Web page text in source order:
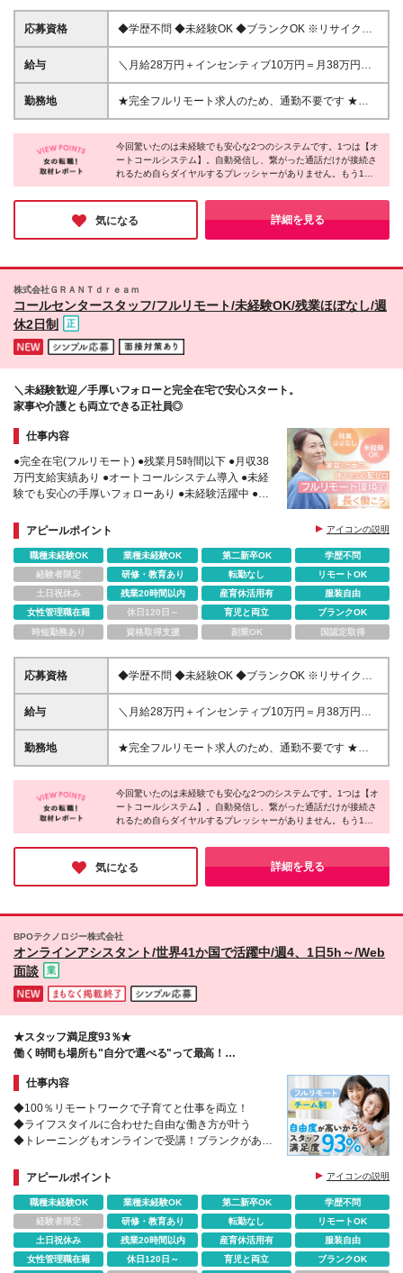
応募資格
◆学歴不問 ◆未経験OK ◆ブランクOK ※リサイクル
経験者は優遇
給与
＼月給28万円＋インセンティブ10万円＝月38万円の
支給実績あり／ ※残業代は全額支給いたします ※試用
期間3ヵ月あり。期間中の給与・待遇の差異はありま
ブ └アポイント獲得数により月1万円～10万円を支給
＊チーム報酬 └チームでの目標件数を達成すると月6
千円～1万2千円を支給
勤務地
★完全フルリモート求人のため、通勤不要です ★全
国どこからでも働けます ★出社の必要なし 【本社】
兵庫県神戸市兵庫区浜中町1-19-7 (変更の範囲)上記を
除く当社関連勤務地
今回驚いたのは未経験でも安心な2つのシステムです。1つは【オ
ートコールシステム】。自動発信し、繋がった通話だけが接続さ
れるため自らダイヤルするプレッシャーがありません。もう1つ
は【音声アシスト機能】。通話中、お客様には聞こえない形で管
理者からアドバイスをもらえます。フルリモートでも安心の手厚
いフォロー体制があり、未経験の方も安心して挑戦できる企業様
です！
気になる 詳細を見る
株式会社ＧＲＡＮＴｄｒｅａｍ
コールセンタースタッフ/フルリモート/未経験OK/残業ほぼなし/週
休2日制
＼未経験歓迎／手厚いフォローと完全在宅で安心スタート。
家事や介護とも両立できる正社員◎
仕事内容
●完全在宅(フルリモート) ●残業月5時間以下 ●月収38
万円支給実績あり ●オートコールシステム導入 ●未経
験でも安心の手厚いフォローあり ●未経験活躍中 ●仕
アピールポイント
アイコンの説明
職種未経験OK 業種未経験OK 第二新卒OK
学歴不問
経験者限定
研修・教育あり 転勤なし
リモートOK
土日祝休み
残業20時間以内 産育休活用有
服装自由
女性管理職在籍
休日120日～ 育児と両立
ブランクOK
時短勤務あり
資格取得支援 副業OK 国認定取得
応募資格
◆学歴不問 ◆未経験OK ◆ブランクOK ※リサイクル
経験者は優遇
給与
＼月給28万円＋インセンティブ10万円＝月38万円の
支給実績あり／ ※残業代は全額支給いたします ※試用
期間3ヵ月あり。期間中の給与・待遇の差異はありま
ブ └アポイント獲得数により月1万円～10万円を支給
＊チーム報酬 └チームでの目標件数を達成すると月6
千円～1万2千円を支給
勤務地
★完全フルリモート求人のため、通勤不要です ★全
国どこからでも働けます ★出社の必要なし 【本社】
兵庫県神戸市兵庫区浜中町1-19-7 (変更の範囲)上記を
除く当社関連勤務地
今回驚いたのは未経験でも安心な2つのシステムです。1つは【オ
ートコールシステム】。自動発信し、繋がった通話だけが接続さ
れるため自らダイヤルするプレッシャーがありません。もう1つ
は【音声アシスト機能】。通話中、お客様には聞こえない形で管
理者からアドバイスをもらえます。フルリモートでも安心の手厚
いフォロー体制があり、未経験の方も安心して挑戦できる企業様
です！
気になる 詳細を見る
BPOテクノロジー株式会社
オンラインアシスタント/世界41か国で活躍中/週4、1日5h～/Web
面談
★スタッフ満足度93％★
働く時間も場所も"自分で選べる"って最高！
仕事内容
◆100％リモートワークで子育てと仕事を両立！
◆ライフスタイルに合わせた自由な働き方が叶う
◆トレーニングもオンラインで受講！ブランクがある
◆チームで助け合うから、在宅でも安心！
アピールポイント アイコンの説明
職種未経験OK 業種未経験OK 第二新卒OK
学歴不問
経験者限定
研修・教育あり 転勤なし
リモートOK
土日祝休み
残業20時間以内 産育休活用有
服装自由
女性管理職在籍
休日120日～ 育児と両立 ブランクOK